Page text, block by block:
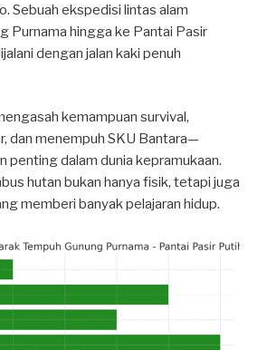
Sebuah ekspedisi lintas alam
Purnama hingga ke Pantai Pasir
dengan jalan kaki penuh
kemampuan survival,
dan menempuh SKU Bantara—
penting dalam dunia kepramukaan.
hutan bukan hanya fisik, tetapi juga
memberi banyak pelajaran hidup.